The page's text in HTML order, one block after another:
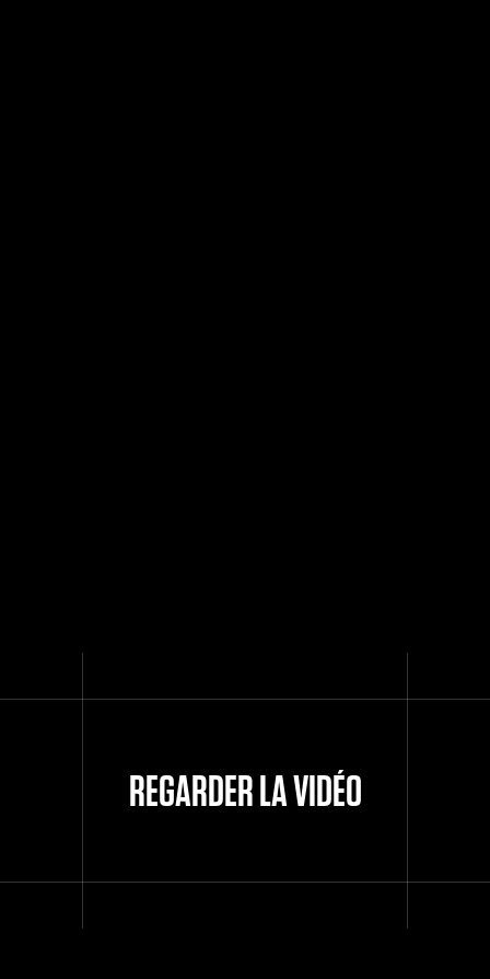
REGARDER LA VIDÉO